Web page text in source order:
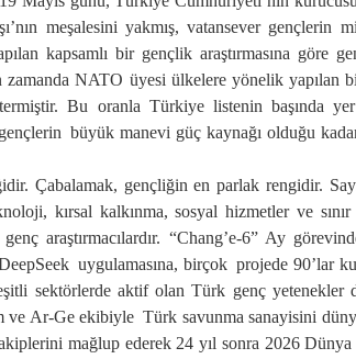
meşalesini yakmış, vatansever gençlerin
kapsamlı bir gençlik araştırmasına göre
NATO üyesi ülkelere yönelik yapılan
Bu oranla Türkiyelistenin başında
erin büyük manevi güçkaynağıolduğu
. Çabalamak, gençliğin en parlakrengidir.
kırsal kalkınma, sosyal hizmetler ve
genç araştırmacılardır. “Chang’e-6” Ay görevi
uygulamasına, birçok projede 90’lar
sektörlerde aktif olan Türk genç yetenekler
ve Ar-Ge ekibiyle Türk savunma sanayisini
mağlup ederek 24 yıl sonra 2026 Dünya